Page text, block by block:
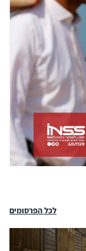
לכל הפרסומים